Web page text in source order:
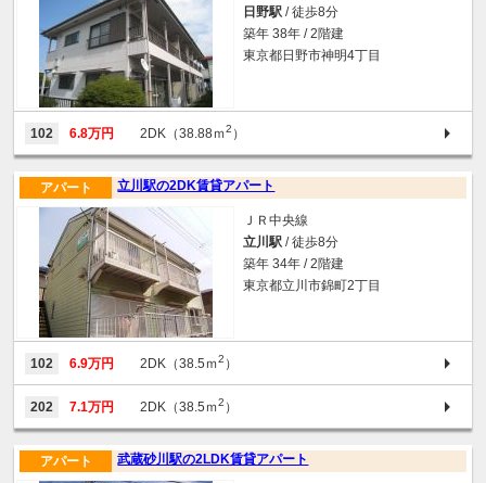
日野駅 / 徒歩8分
築年 38年 / 2階建
東京都日野市神明4丁目
102 6.8万円 2DK（38.88ｍ2 ）
立川駅の2DK賃貸アパート
アパート
ＪＲ中央線
立川駅 / 徒歩8分
築年 34年 / 2階建
東京都立川市錦町2丁目
102 6.9万円 2DK（38.5ｍ2 ）
202 7.1万円 2DK（38.5ｍ2 ）
武蔵砂川駅の2LDK賃貸アパート
アパート